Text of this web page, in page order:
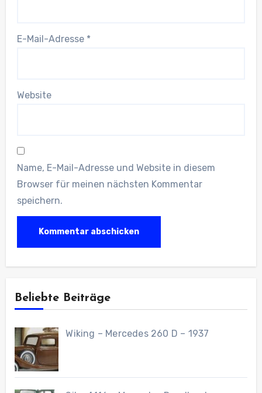
E-Mail-Adresse *
Website
Name, E-Mail-Adresse und Website in diesem
Browser für meinen nächsten Kommentar
speichern.
Beliebte Beiträge
Wiking – Mercedes 260 D – 1937